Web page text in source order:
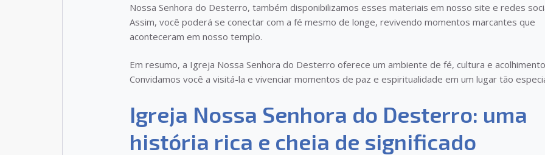
Nossa Senhora do Desterro, também disponibilizamos esses materiais em nosso site e redes
Assim, você poderá se conectar com a fé mesmo de longe, revivendo momentos marcantes que
aconteceram em nosso templo.
Em resumo, a Igreja Nossa Senhora do Desterro oferece um ambiente de fé, cultura e
Convidamos você a visitá-la e vivenciar momentos de paz e espiritualidade em um lugar tão
Igreja Nossa Senhora do Desterro: uma
história rica e cheia de significado